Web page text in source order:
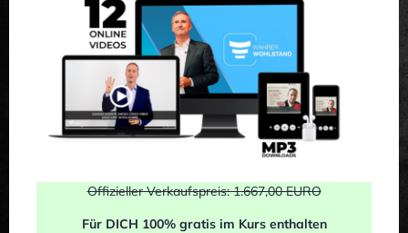
Offizieller Verkaufspreis: 1.667,00 EURO
Für DICH 100% gratis im Kurs enthalten